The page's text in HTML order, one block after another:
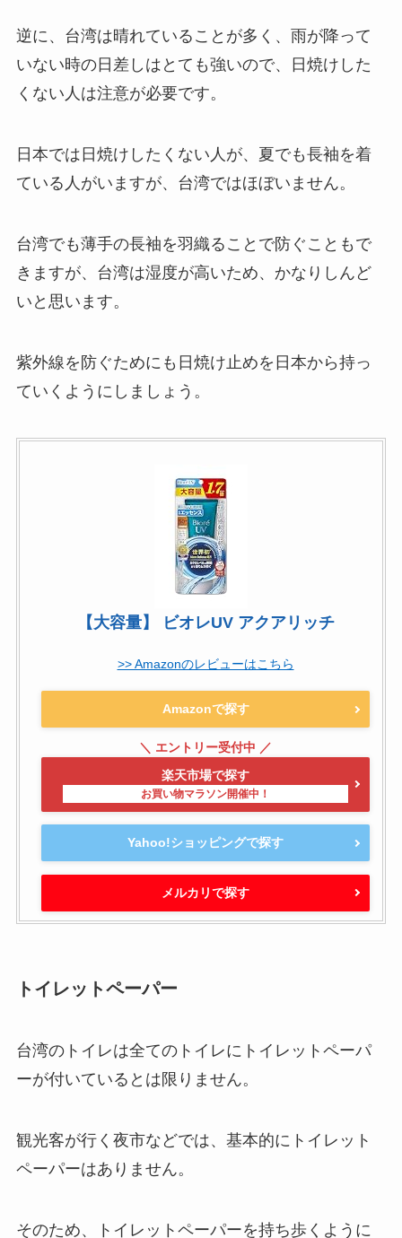
逆に、台湾は晴れていることが多く、雨が降って
いない時の日差しはとても強いので、日焼けした
くない人は注意が必要です。
日本では日焼けしたくない人が、夏でも長袖を着
ている人がいますが、台湾ではほぼいません。
台湾でも薄手の長袖を羽織ることで防ぐこともで
きますが、台湾は湿度が高いため、かなりしんど
いと思います。
紫外線を防ぐためにも日焼け止めを日本から持っ
ていくようにしましょう。
【大容量】 ビオレUV アクアリッチ
>> Amazonのレビューはこちら
Amazonで探す
楽天市場で探す
Yahoo!ショッピングで探す
メルカリで探す
トイレットペーパー
台湾のトイレは全てのトイレにトイレットペーパ
ーが付いているとは限りません。
観光客が行く夜市などでは、基本的にトイレット
ペーパーはありません。
そのため、トイレットペーパーを持ち歩くように